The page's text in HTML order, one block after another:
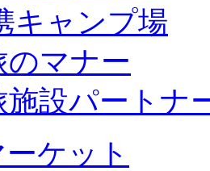
キャンプ場
のマナー
施設パートナ
ケット